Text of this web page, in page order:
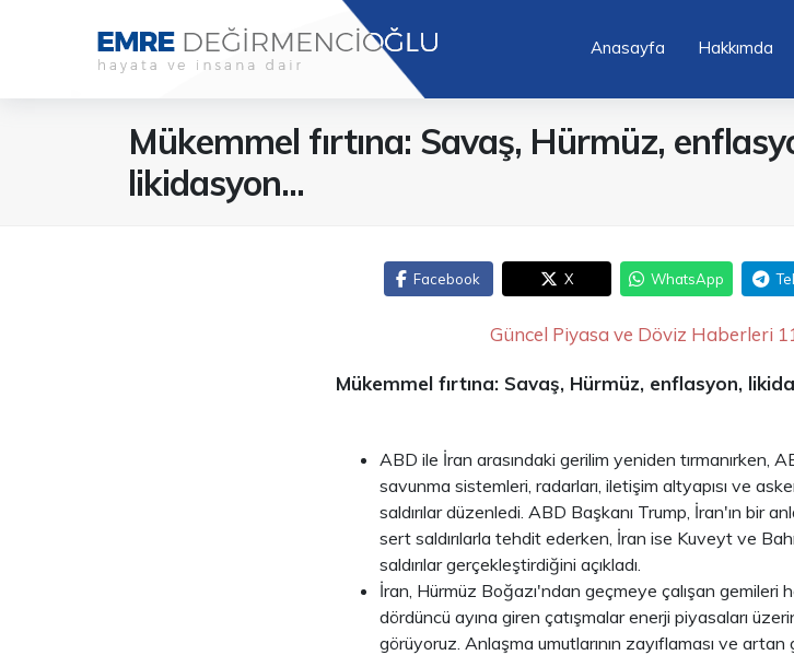
Anasayfa Hakkımda
Mükemmel fırtına: Savaş, Hürmüz,
likidasyon...
Facebook X WhatsApp
Güncel Piyasa ve Döviz Haberleri
Mükemmel fırtına: Savaş, Hürmüz, enflasyon,
ABD ile İran arasındaki gerilim yeniden tırmanırken,
savunma sistemleri, radarları, iletişim altyapısı ve
saldırılar düzenledi. ABD Başkanı Trump, İran'ın bir
sert saldırılarla tehdit ederken, İran ise Kuveyt ve
saldırılar gerçekleştirdiğini açıkladı.
İran, Hürmüz Boğazı'ndan geçmeye çalışan gemileri
dördüncü ayına giren çatışmalar enerji piyasaları
görüyoruz. Anlaşma umutlarının zayıflaması ve